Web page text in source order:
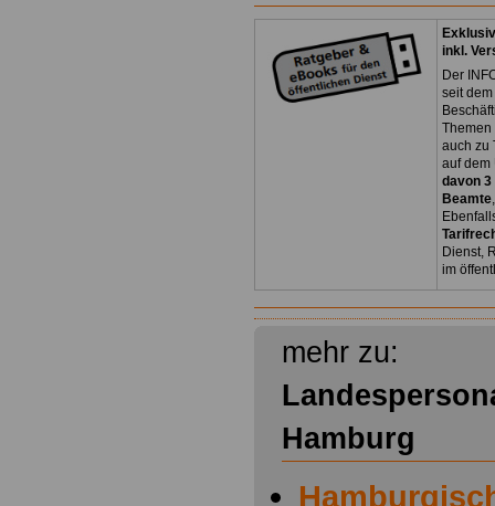
inkl.
Der
seit
Themen
auch zu
auf dem
davon 3
Beamte
Dienst,
im
mehr zu:
Hamburg